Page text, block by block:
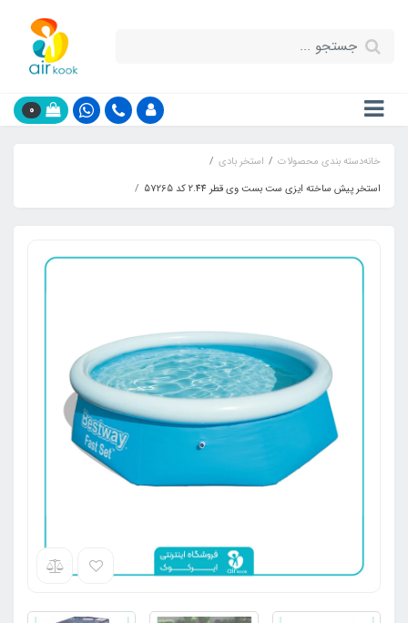
0
خانهدسته بندی محصولات
استخر بادی
استخر پیش ساخته ایزی ست بست وی قطر 2.44 کد 57265